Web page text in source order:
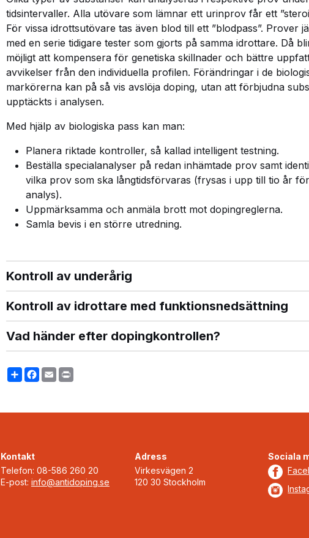
tidsintervaller. Alla utövare som lämnar ett urinprov får ett
För vissa idrottsutövare tas även blod till ett ”blodpass”. Prover
med en serie tidigare tester som gjorts på samma idrottare. Då
möjligt att kompensera för genetiska skillnader och bättre
avvikelser från den individuella profilen. Förändringar i de
markörerna kan på så vis avslöja doping, utan att förbjudna
upptäckts i analysen.
Med hjälp av biologiska pass kan man:
Planera riktade kontroller, så kallad intelligent testning.
Beställa specialanalyser på redan inhämtade prov samt
vilka prov som ska långtidsförvaras (frysas i upp till tio år
analys).
Uppmärksamma och anmäla brott mot dopingreglerna.
Samla bevis i en större utredning.
Kontroll av underårig
Kontroll av idrottare med funktionsnedsättning
Vad händer efter dopingkontrollen?
ShareFacebook
Email
Kontakt
Telefon: 08-586 260 20
E-post: info@antidoping.se
Adress
Virkesvägen 2
120 30 Stockholm
Sociala